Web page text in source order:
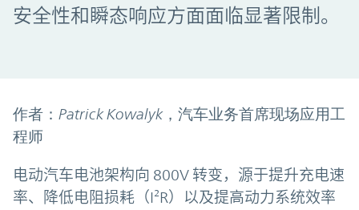
安全性和瞬态响应方面面临显著限制。
作者：Patrick Kowalyk，汽车业务首席现场应用工
程师
电动汽车电池架构向 800V 转变，源于提升充电速
率、降低电阻损耗（I²R）以及提高动力系统效率